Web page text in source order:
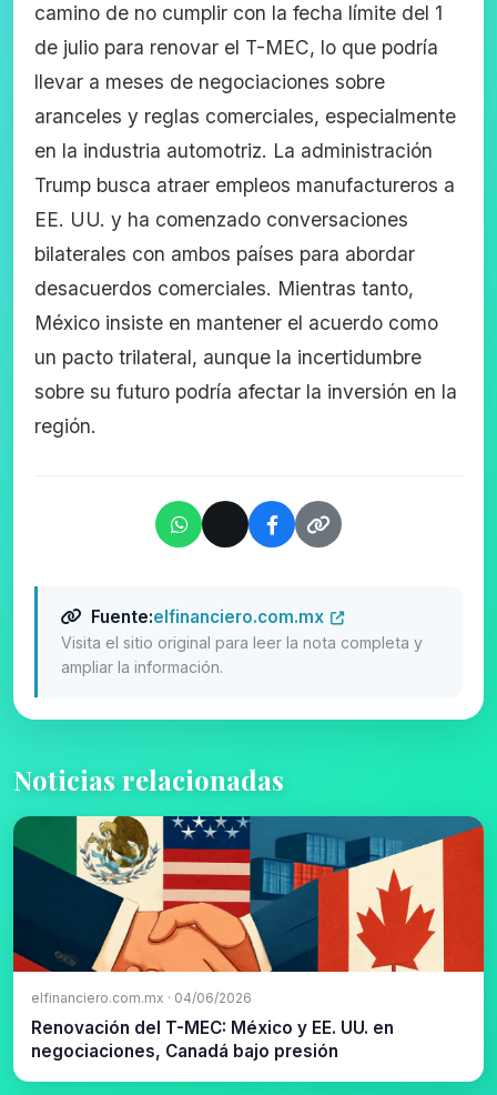
camino de no cumplir con la fecha límite del 1
de julio para renovar el T-MEC, lo que podría
llevar a meses de negociaciones sobre
aranceles y reglas comerciales, especialmente
en la industria automotriz. La administración
Trump busca atraer empleos manufactureros a
EE. UU. y ha comenzado conversaciones
bilaterales con ambos países para abordar
desacuerdos comerciales. Mientras tanto,
México insiste en mantener el acuerdo como
un pacto trilateral, aunque la incertidumbre
sobre su futuro podría afectar la inversión en la
región.
Fuente:elfinanciero.com.mx
Visita el sitio original para leer la nota completa y
ampliar la información.
Noticias relacionadas
elfinanciero.com.mx · 04/06/2026
Renovación del T-MEC: México y EE. UU. en
negociaciones, Canadá bajo presión